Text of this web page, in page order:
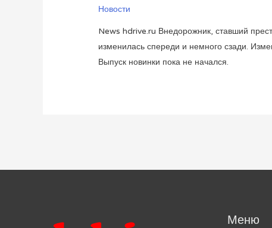
Новости
News hdrive.ru Внедорожник, ставший
изменилась спереди и немного сзади.
Выпуск новинки пока не начался.
Меню